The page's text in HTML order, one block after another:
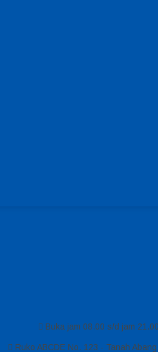
Buka jam 08.00 s/d jam 21.00
Ruko ABCDE No. 123 - Tanah